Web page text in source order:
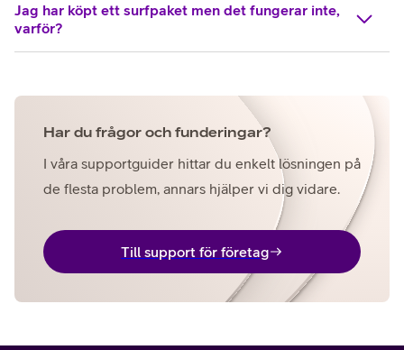
Jag har köpt ett surfpaket men det fungerar inte,
varför?
Har du frågor och funderingar?
I våra supportguider hittar du enkelt lösningen på
de flesta problem, annars hjälper vi dig vidare.
Till support för företag